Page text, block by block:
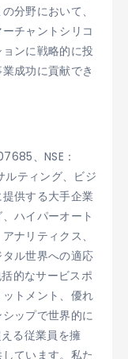
分野において、
チャントシリコ
ンに戦略的に投
成功に貢献でき
、NSE：
ルティング、ビジ
供する大手企業
ハイパーオート
ナリティクス、
ル世界への適応
的なサービスポ
トメント、優れ
ップで世界的に
る従業員を擁
ています。私た